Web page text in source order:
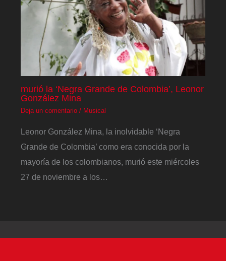
murió la ‘Negra Grande de Colombia’, Leonor
González Mina
Deja un comentario / Musical
Leonor González Mina, la inolvidable ‘Negra
Grande de Colombia’ como era conocida por la
mayoría de los colombianos, murió este miércoles
27 de noviembre a los…